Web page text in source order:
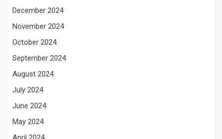
December 2024
November 2024
October 2024
September 2024
August 2024
July 2024
June 2024
May 2024